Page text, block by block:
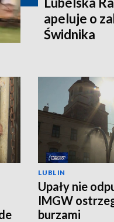
apeluje o
Świdnika
LUBLIN
Upały nie
IMGW
burzami